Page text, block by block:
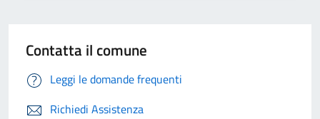
Contatta il comune
Leggi le domande frequenti
Richiedi Assistenza